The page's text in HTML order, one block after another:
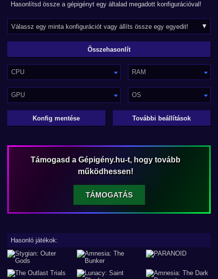
Hasonlítsd össze a gépigényt egy általad megadott konfigurációval!
CPU RAM
GPU OS
Konfig mentése További beállítások
Támogasd a Gépigény.hu-t, hogy tovább
működhessen!
TÁMOGATÁS
Hasonló játékok: